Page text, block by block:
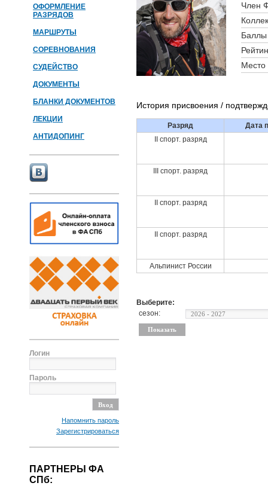
ОФОРМЛЕНИЕ
РАЗРЯДОВ
МАРШРУТЫ
СОРЕВНОВАНИЯ
СУДЕЙСТВО
ДОКУМЕНТЫ
БЛАНКИ ДОКУМЕНТОВ
ЛЕКЦИИ
АНТИДОПИНГ
Логин
Пароль
Напомнить пароль
Зарегистрироваться
ПАРТНЕРЫ ФА
СПб:
Член
Баллы
Место
История присвоения /
Разряд
Дата
II спорт. разряд
III спорт. разряд
II спорт. разряд
II спорт. разряд
Альпинист России
Выберите:
сезон: